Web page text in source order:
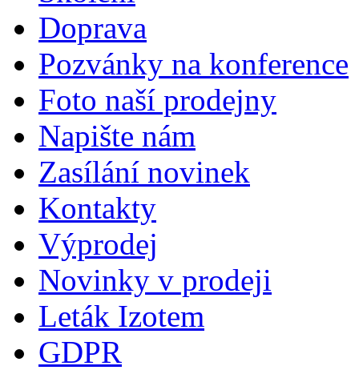
Doprava
Pozvánky na konference
Foto naší prodejny
Napište nám
Zasílání novinek
Kontakty
Výprodej
Novinky v prodeji
Leták Izotem
GDPR